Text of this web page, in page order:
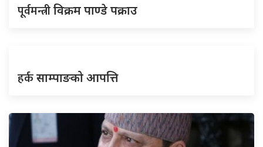
पूर्वमन्त्रीविक्रम पाण्डे पक्राउ
हर्कसाम्पाङको आपत्ति